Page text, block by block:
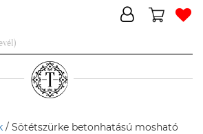
/ Sötétszürke betonhatású mosható